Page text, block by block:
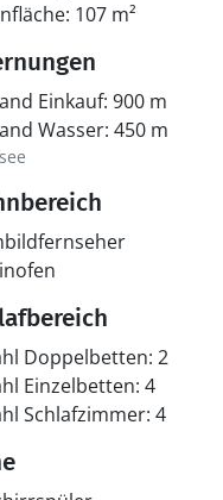
107 m²
Einkauf: 900 m
Wasser: 450 m
Doppelbetten: 2
Einzelbetten: 4
Schlafzimmer: 4